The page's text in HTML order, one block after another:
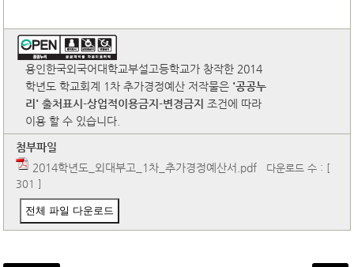
용인한국외국어대학교부설고등학교가 창작한 2014
학년도 학교회계 1차 추가경정예산 저작물은 '공공누
리'출처표시-상업적이용금지-변경금지 조건에 따라
이용 할 수 있습니다.
첨부파일
2014학년도_외대부고_1차_추가경정예산서.pdf 다운로드 수 : [
301 ]
전체 파일 다운로드